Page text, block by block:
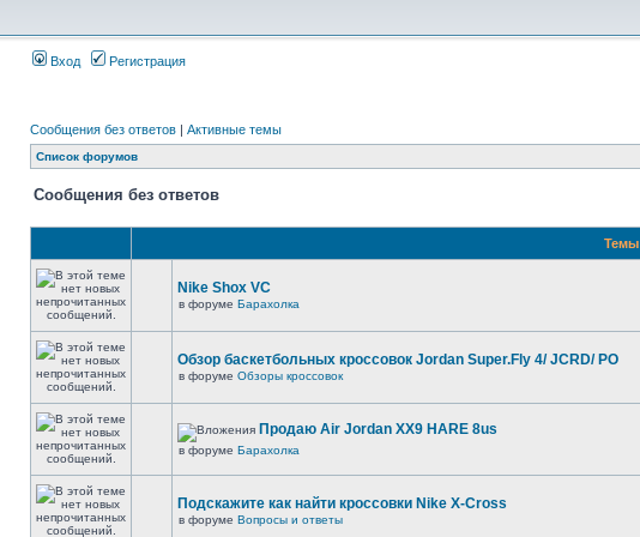
Вход Регистрация
Сообщения без ответов | Активные темы
Список форумов
Сообщения без ответов
Темы
Nike Shox VC
в форуме Барахолка
Обзор баскетбольных кроссовок Jordan Super.Fly 4/ JCRD/ PO
в форуме Обзоры кроссовок
Продаю Air Jordan XX9 HARE 8us
в форуме Барахолка
Подскажите как найти кроссовки Nike X-Cross
в форуме Вопросы и ответы